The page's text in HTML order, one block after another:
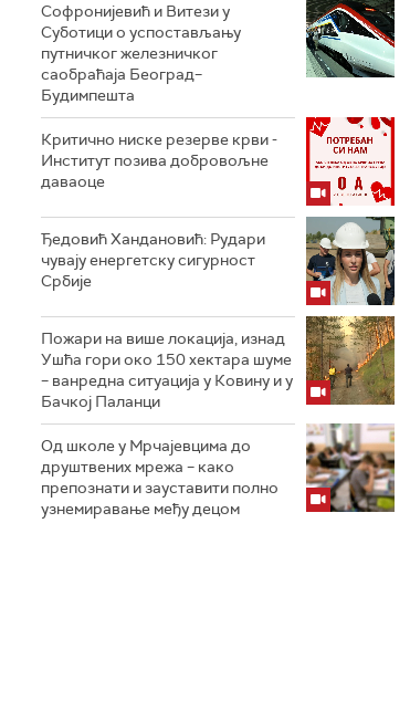
Софронијевић и Витези у
Суботици о успостављању
путничког железничког
саобраћаја Београд–
Будимпешта
Критично ниске резерве крви -
Институт позива добровољне
даваоце
Ђедовић Хандановић: Рудари
чувају енергетску сигурност
Србије
Пожари на више локација, изнад
Ушћа гори око 150 хектара шуме
– ванредна ситуација у Ковину и у
Бачкој Паланци
Од школе у Мрчајевцима до
друштвених мрежа – како
препознати и зауставити полно
узнемиравање међу децом